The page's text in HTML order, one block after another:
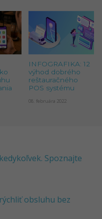
INFOGRAFIKA: 12
výhod dobrého
reštauračného
POS systému
08. februára 2022
Spoznajte
obsluhu bez